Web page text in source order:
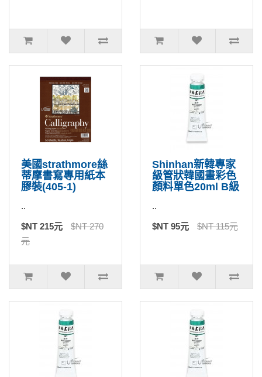
美國strathmore絲
蒂摩書寫專用紙本
膠裝(405-1)
..
$NT 215元
$NT 270
元
Shinhan新韓專家
級管狀韓國畫彩色
顏料單色20ml B級
..
$NT 95元 $NT 115元